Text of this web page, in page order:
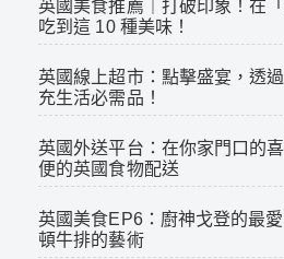
英國美食推薦｜打破印象！在
吃到這 10 種美味！
英國線上超市：點擊盛宴，透
充生活必需品！
英國外送平台：在你家門口的
便的英國食物配送
英國美食EP6：廚神戈登的最
頓牛排的藝術